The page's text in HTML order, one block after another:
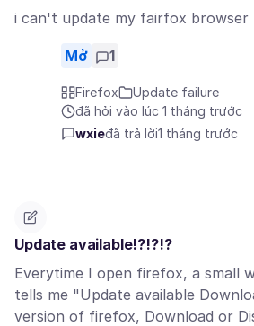
i can't update my fairfox browser
Mở 1
Firefox
Update failure
đã hỏi vào lúc 1 tháng trước
wxieđã trả lời1 tháng trước
Update available!?!?!?
Everytime I open firefox, a small
tells me "Update available
version of firefox, Download or